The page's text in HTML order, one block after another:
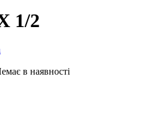
1/2
в наявності